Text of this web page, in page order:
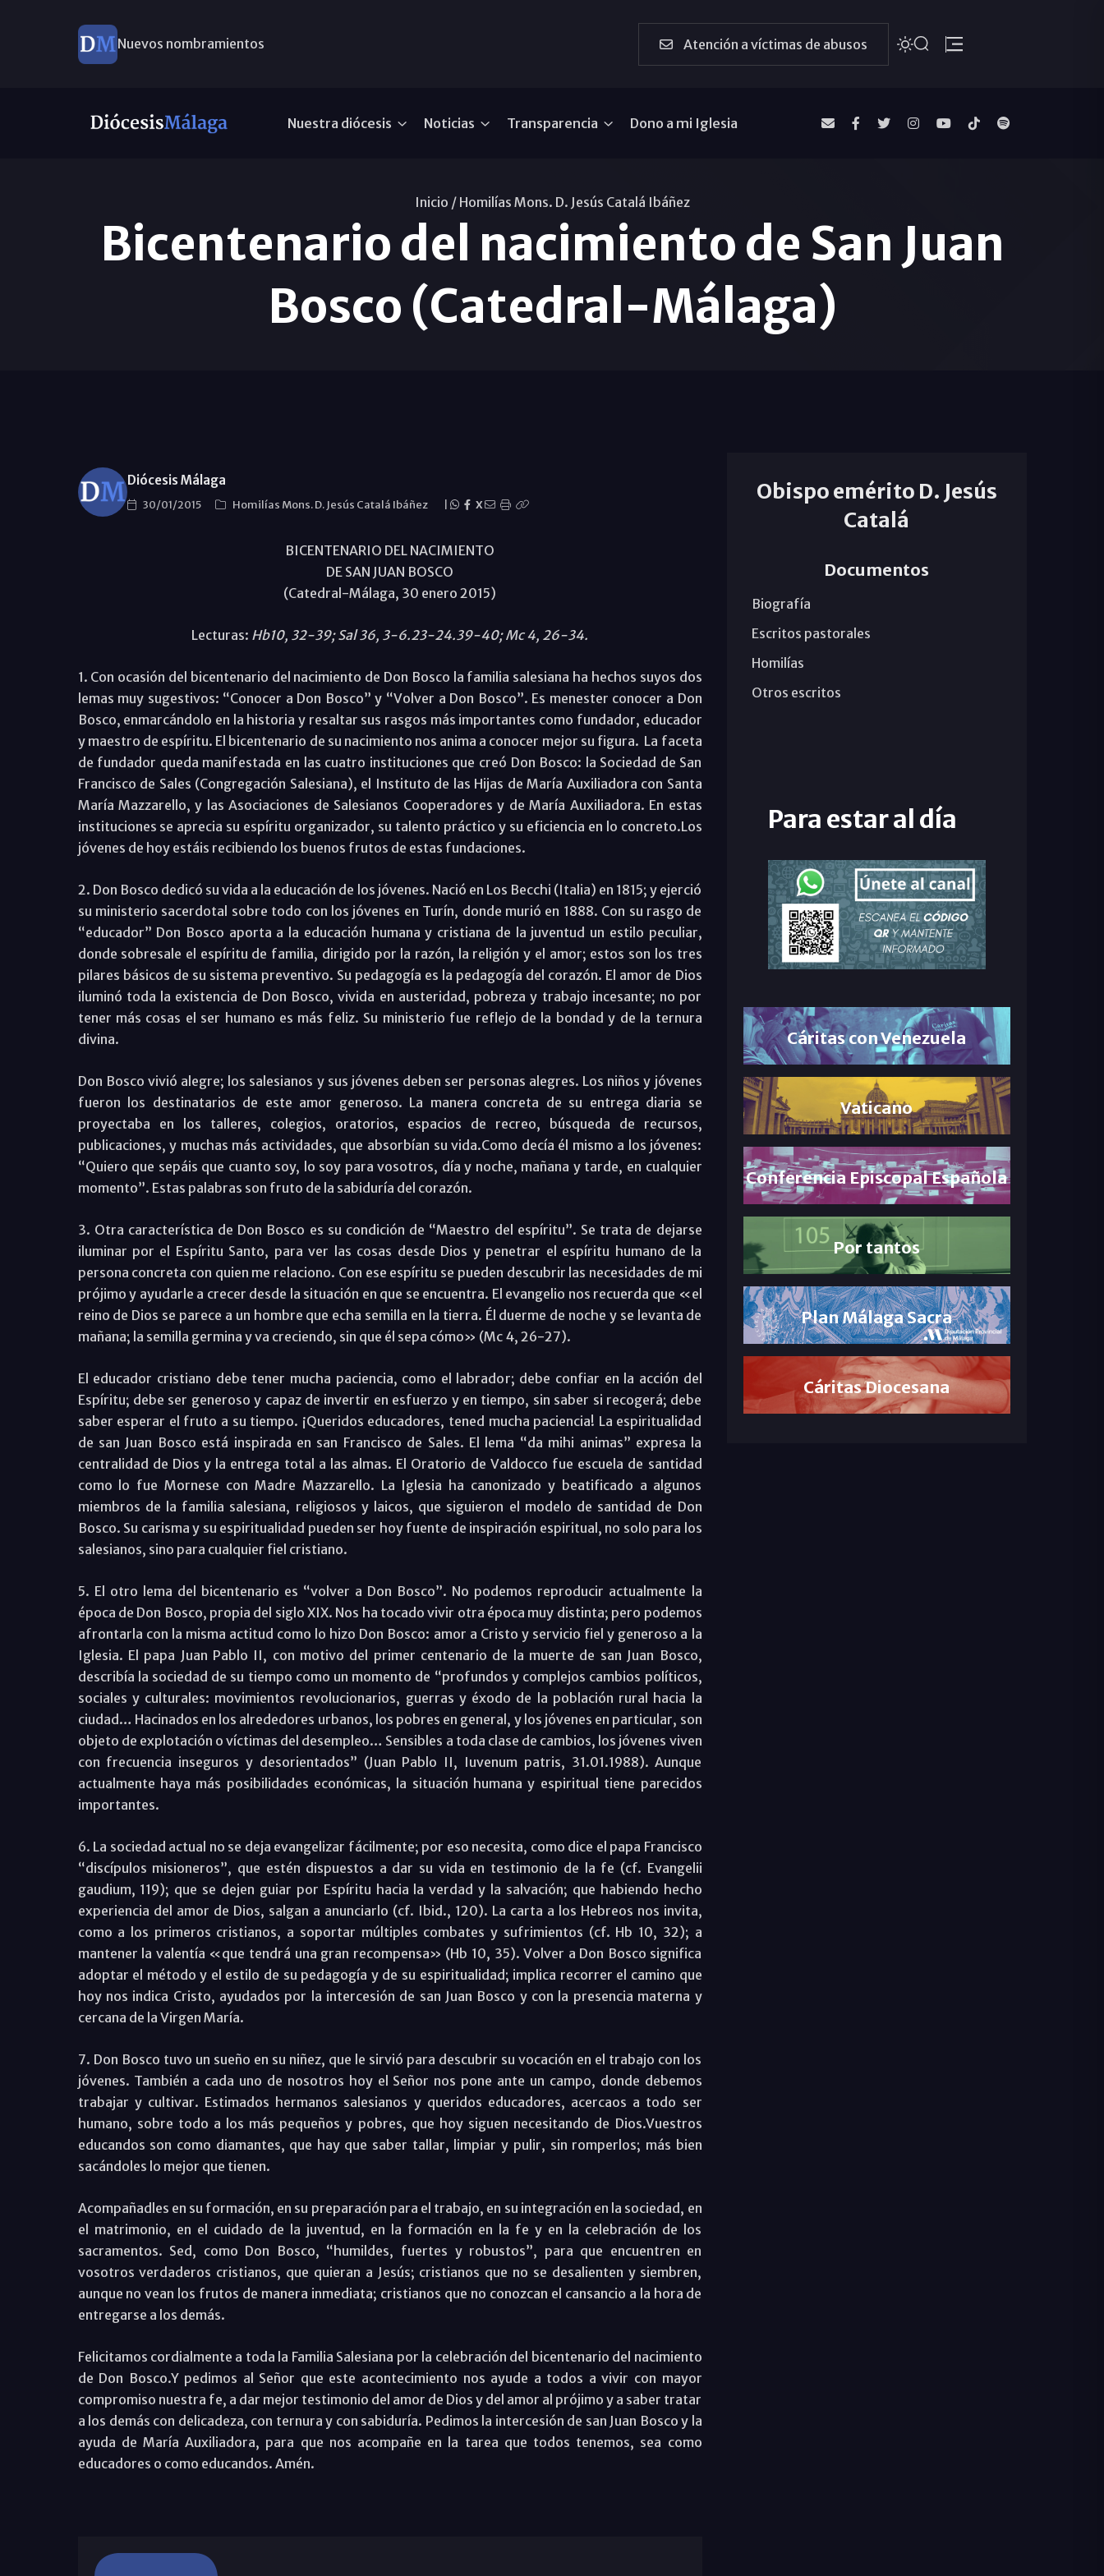
Nuevos nombramientos Atención a víctimas de abusos
Nuestra diócesis Noticias Transparencia Dono a mi Iglesia
Inicio / Homilías Mons. D. Jesús Catalá Ibáñez
Bicentenario del nacimiento de San Juan
Bosco (Catedral-Málaga)
Diócesis Málaga
30/01/2015 Homilías Mons. D. Jesús Catalá Ibáñez X
BICENTENARIO DEL NACIMIENTO
DE SAN JUAN BOSCO
(Catedral-Málaga, 30 enero 2015)
Lecturas: Hb10, 32-39; Sal 36, 3-6.23-24.39-40; Mc 4, 26-34.
1. Con ocasión del bicentenario del nacimiento de Don Bosco la familia salesiana ha hechos suyos dos
lemas muy sugestivos: “Conocer a Don Bosco” y “Volver a Don Bosco”. Es menester conocer a Don
Bosco, enmarcándolo en la historia y resaltar sus rasgos más importantes como fundador, educador
y maestro de espíritu. El bicentenario de su nacimiento nos anima a conocer mejor su figura. La faceta
de fundador queda manifestada en las cuatro instituciones que creó Don Bosco: la Sociedad de San
Francisco de Sales (Congregación Salesiana), el Instituto de las Hijas de María Auxiliadora con Santa
María Mazzarello, y las Asociaciones de Salesianos Cooperadores y de María Auxiliadora. En estas
instituciones se aprecia su espíritu organizador, su talento práctico y su eficiencia en lo concreto.Los
jóvenes de hoy estáis recibiendo los buenos frutos de estas fundaciones.
2. Don Bosco dedicó su vida a la educación de los jóvenes. Nació en Los Becchi (Italia) en 1815; y ejerció
su ministerio sacerdotal sobre todo con los jóvenes en Turín, donde murió en 1888. Con su rasgo de
“educador” Don Bosco aporta a la educación humana y cristiana de la juventud un estilo peculiar,
donde sobresale el espíritu de familia, dirigido por la razón, la religión y el amor; estos son los tres
pilares básicos de su sistema preventivo. Su pedagogía es la pedagogía del corazón. El amor de Dios
iluminó toda la existencia de Don Bosco, vivida en austeridad, pobreza y trabajo incesante; no por
tener más cosas el ser humano es más feliz. Su ministerio fue reflejo de la bondad y de la ternura
divina.
Don Bosco vivió alegre; los salesianos y sus jóvenes deben ser personas alegres. Los niños y jóvenes
fueron los destinatarios de este amor generoso. La manera concreta de su entrega diaria se
proyectaba en los talleres, colegios, oratorios, espacios de recreo, búsqueda de recursos,
publicaciones, y muchas más actividades, que absorbían su vida.Como decía él mismo a los jóvenes:
“Quiero que sepáis que cuanto soy, lo soy para vosotros, día y noche, mañana y tarde, en cualquier
momento”. Estas palabras son fruto de la sabiduría del corazón.
3. Otra característica de Don Bosco es su condición de “Maestro del espíritu”. Se trata de dejarse
iluminar por el Espíritu Santo, para ver las cosas desde Dios y penetrar el espíritu humano de la
persona concreta con quien me relaciono. Con ese espíritu se pueden descubrir las necesidades de mi
prójimo y ayudarle a crecer desde la situación en que se encuentra. El evangelio nos recuerda que «el
reino de Dios se parece a un hombre que echa semilla en la tierra. Él duerme de noche y se levanta de
mañana; la semilla germina y va creciendo, sin que él sepa cómo» (Mc 4, 26-27).
El educador cristiano debe tener mucha paciencia, como el labrador; debe confiar en la acción del
Espíritu; debe ser generoso y capaz de invertir en esfuerzo y en tiempo, sin saber si recogerá; debe
saber esperar el fruto a su tiempo. ¡Queridos educadores, tened mucha paciencia! La espiritualidad
de san Juan Bosco está inspirada en san Francisco de Sales. El lema “da mihi animas” expresa la
centralidad de Dios y la entrega total a las almas. El Oratorio de Valdocco fue escuela de santidad
como lo fue Mornese con Madre Mazzarello. La Iglesia ha canonizado y beatificado a algunos
miembros de la familia salesiana, religiosos y laicos, que siguieron el modelo de santidad de Don
Bosco. Su carisma y su espiritualidad pueden ser hoy fuente de inspiración espiritual, no solo para los
salesianos, sino para cualquier fiel cristiano.
5. El otro lema del bicentenario es “volver a Don Bosco”. No podemos reproducir actualmente la
época de Don Bosco, propia del siglo XIX. Nos ha tocado vivir otra época muy distinta; pero podemos
afrontarla con la misma actitud como lo hizo Don Bosco: amor a Cristo y servicio fiel y generoso a la
Iglesia. El papa Juan Pablo II, con motivo del primer centenario de la muerte de san Juan Bosco,
describía la sociedad de su tiempo como un momento de “profundos y complejos cambios políticos,
sociales y culturales: movimientos revolucionarios, guerras y éxodo de la población rural hacia la
ciudad… Hacinados en los alrededores urbanos, los pobres en general, y los jóvenes en particular, son
objeto de explotación o víctimas del desempleo… Sensibles a toda clase de cambios, los jóvenes viven
con frecuencia inseguros y desorientados” (Juan Pablo II, Iuvenum patris, 31.01.1988). Aunque
actualmente haya más posibilidades económicas, la situación humana y espiritual tiene parecidos
importantes.
6. La sociedad actual no se deja evangelizar fácilmente; por eso necesita, como dice el papa Francisco
“discípulos misioneros”, que estén dispuestos a dar su vida en testimonio de la fe (cf. Evangelii
gaudium, 119); que se dejen guiar por Espíritu hacia la verdad y la salvación; que habiendo hecho
experiencia del amor de Dios, salgan a anunciarlo (cf. Ibid., 120). La carta a los Hebreos nos invita,
como a los primeros cristianos, a soportar múltiples combates y sufrimientos (cf. Hb 10, 32); a
mantener la valentía «que tendrá una gran recompensa» (Hb 10, 35). Volver a Don Bosco significa
adoptar el método y el estilo de su pedagogía y de su espiritualidad; implica recorrer el camino que
hoy nos indica Cristo, ayudados por la intercesión de san Juan Bosco y con la presencia materna y
cercana de la Virgen María.
7. Don Bosco tuvo un sueño en su niñez, que le sirvió para descubrir su vocación en el trabajo con los
jóvenes. También a cada uno de nosotros hoy el Señor nos pone ante un campo, donde debemos
trabajar y cultivar. Estimados hermanos salesianos y queridos educadores, acercaos a todo ser
humano, sobre todo a los más pequeños y pobres, que hoy siguen necesitando de Dios.Vuestros
educandos son como diamantes, que hay que saber tallar, limpiar y pulir, sin romperlos; más bien
sacándoles lo mejor que tienen.
Acompañadles en su formación, en su preparación para el trabajo, en su integración en la sociedad, en
el matrimonio, en el cuidado de la juventud, en la formación en la fe y en la celebración de los
sacramentos. Sed, como Don Bosco, “humildes, fuertes y robustos”, para que encuentren en
vosotros verdaderos cristianos, que quieran a Jesús; cristianos que no se desalienten y siembren,
aunque no vean los frutos de manera inmediata; cristianos que no conozcan el cansancio a la hora de
entregarse a los demás.
Felicitamos cordialmente a toda la Familia Salesiana por la celebración del bicentenario del nacimiento
de Don Bosco.Y pedimos al Señor que este acontecimiento nos ayude a todos a vivir con mayor
compromiso nuestra fe, a dar mejor testimonio del amor de Dios y del amor al prójimo y a saber tratar
a los demás con delicadeza, con ternura y con sabiduría. Pedimos la intercesión de san Juan Bosco y la
ayuda de María Auxiliadora, para que nos acompañe en la tarea que todos tenemos, sea como
educadores o como educandos. Amén.
Obispo emérito D. Jesús
Catalá
Documentos
Biografía
Escritos pastorales
Homilías
Otros escritos
Para estar al día
Cáritas con Venezuela
Vaticano
Conferencia Episcopal Española
Por tantos
Plan Málaga Sacra
Cáritas Diocesana